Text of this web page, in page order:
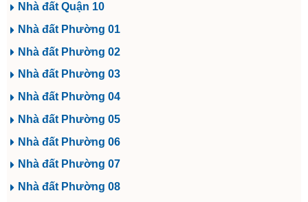
Nhà đất Quận 10
Nhà đất Phường 01
Nhà đất Phường 02
Nhà đất Phường 03
Nhà đất Phường 04
Nhà đất Phường 05
Nhà đất Phường 06
Nhà đất Phường 07
Nhà đất Phường 08